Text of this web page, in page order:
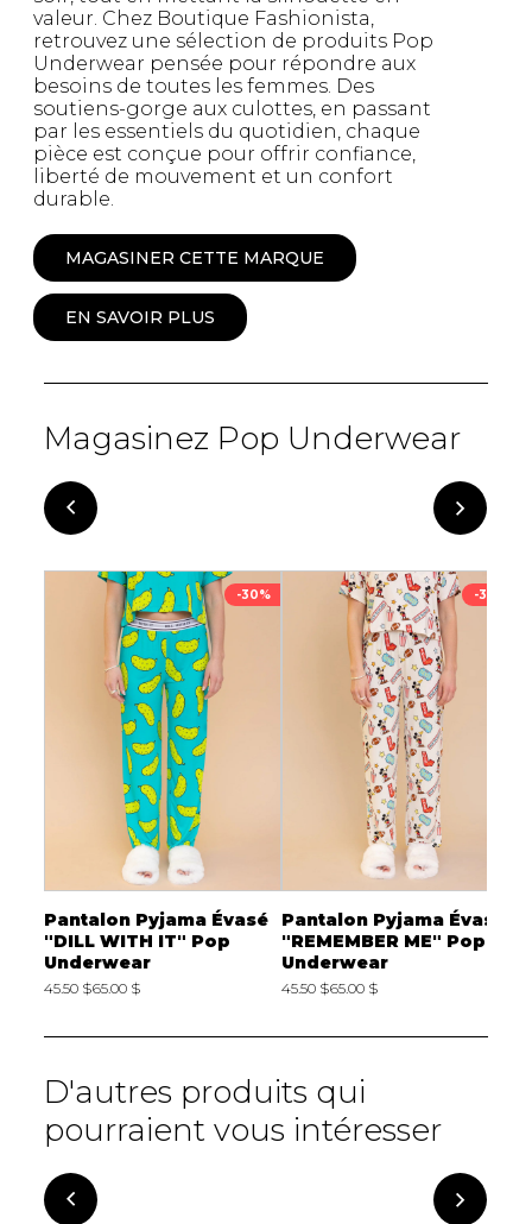
valeur. Chez Boutique Fashionista,
retrouvez une sélection de produits Pop
Underwear pensée pour répondre aux
besoins de toutes les femmes. Des
soutiens-gorge aux culottes, en passant
par les essentiels du quotidien, chaque
pièce est conçue pour offrir confiance,
liberté de mouvement et un confort
durable.
MAGASINER CETTE MARQUE
EN SAVOIR PLUS
Magasinez Pop Underwear
-30%
Pantalon Pyjama Évasé
"DILL WITH IT" Pop
Underwear
45.50 $65.00 $
-30%
Pantalon Pyjama Évasé
"REMEMBER ME" Pop
Underwear
45.50 $65.00 $
D'autres produits qui
pourraient vous intéresser